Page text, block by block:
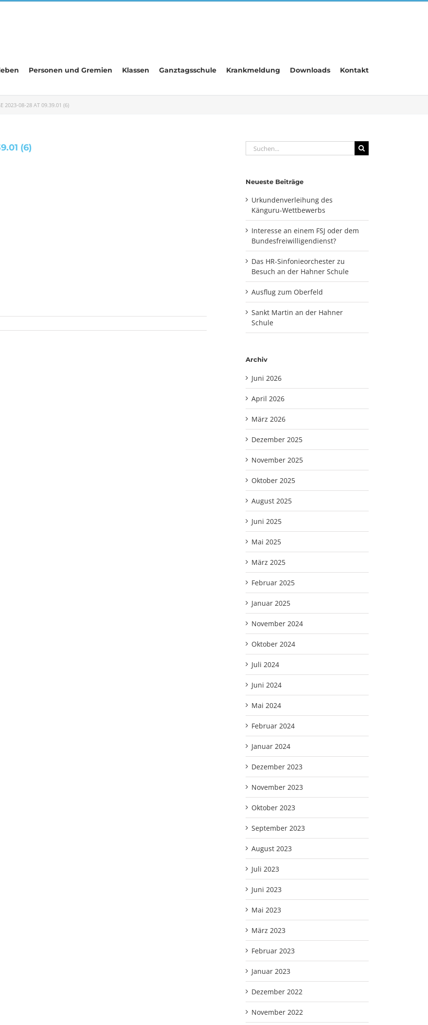
Personen und Gremien Klassen Ganztagsschule Krankmeldung Downloads Kontakt
2023-08-28 AT 09.39.01 (6)
(6)
Suche
nach:
Neueste Beiträge
Urkundenverleihung des
Känguru-Wettbewerbs
Interesse an einem FSJ oder dem
Bundesfreiwilligendienst?
Das HR-Sinfonieorchester zu
Besuch an der Hahner Schule
Ausflug zum Oberfeld
Sankt Martin an der Hahner
Schule
Archiv
Juni 2026
April 2026
März 2026
Dezember 2025
November 2025
Oktober 2025
August 2025
Juni 2025
Mai 2025
März 2025
Februar 2025
Januar 2025
November 2024
Oktober 2024
Juli 2024
Juni 2024
Mai 2024
Februar 2024
Januar 2024
Dezember 2023
November 2023
Oktober 2023
September 2023
August 2023
Juli 2023
Juni 2023
Mai 2023
März 2023
Februar 2023
Januar 2023
Dezember 2022
November 2022